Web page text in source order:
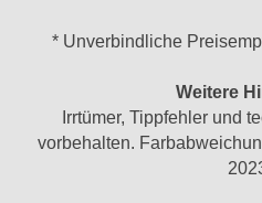
* Unverbindliche
Weitere
Irrtümer, Tippfehler und
vorbehalten.